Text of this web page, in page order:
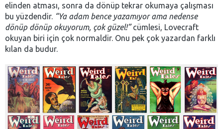
elinden atması, sonra da dönüp tekrar okumaya çalışması
bu yüzdendir. “Ya adam bence yazamıyor ama nedense
dönüp dönüp okuyorum, çok güzel!”cümlesi, Lovecraft
okuyan biri için çok normaldir. Onu pek çok yazardan farklı
kılan da budur.